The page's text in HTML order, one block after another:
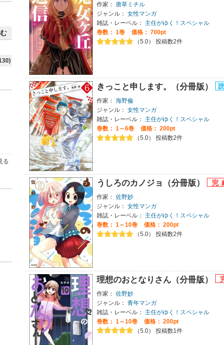
る
作家：
唐草ミチル
ジャンル： 女性マンガ
雑誌・レーベル：
主任がゆく！スペシャル
巻数： 1巻
価格： 700pt
（5.0） 投稿数2件
きっこと申します。（分冊版）
作家： 海野倫
ジャンル： 女性マンガ
雑誌・レーベル：
主任がゆく！スペシャル
巻数： 1～6巻
価格： 200pt
（5.0） 投稿数2件
うしろのカノジョ（分冊版）
作家： 佐野妙
ジャンル： 女性マンガ
雑誌・レーベル：
主任がゆく！スペシャル
巻数： 1～10巻
価格： 200pt
（5.0） 投稿数2件
理想のおとなりさん（分冊版）
作家： 佐野妙
ジャンル： 青年マンガ
雑誌・レーベル：
主任がゆく！スペシャル
巻数： 1～10巻
価格： 200pt
（5.0） 投稿数1件